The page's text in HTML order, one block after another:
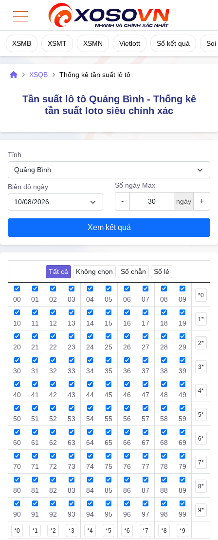
XSMB XSMT XSMN Vietlott Sổ kết quả Soi
Home
XSMN
Vietlott
Sổ Kết Quả
TK Cầu
Thống Kê
Công cụ
Quay Thử
Sổ
Mơ
Tin
Tức
XSQB Thống kê tần suất lô tô
Tần suất lô tô Quảng Bình - Thống kê
tần suất loto siêu chính xác
Tỉnh
Biên độ ngày Số ngày Max
- ngày +
Xem kết quả
Tất cả Không chọn Số chẵn Số lẻ
00 01 02 03 04 05 06 07 08 09
*0
10 11 12 13 14 15 16 17 18 19
1*
20 21 22 23 24 25 26 27 28 29
2*
30 31 32 33 34 35 36 37 38 39
3*
40 41 42 43 44 45 46 47 48 49
4*
50 51 52 53 54 55 56 57 58 59
5*
60 61 62 63 64 65 66 67 68 69
6*
70 71 72 73 74 75 76 77 78 79
7*
80 81 82 83 84 85 86 87 88 89
8*
90 91 92 93 94 95 96 97 98 99
9*
*0 *1 *2 *3 *4 *5 *6 *7 *8 *9